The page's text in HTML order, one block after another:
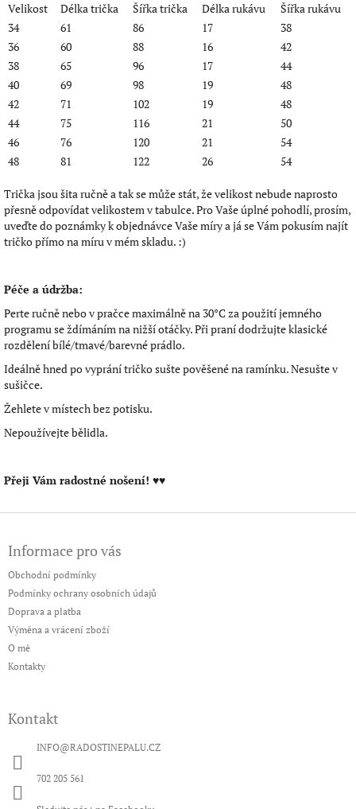
Velikost
Délka trička Šířka trička Délka rukávu
Šířka rukávu
34
61 86 17
38
36
60 88 16
42
38
65 96 17
44
40
69 98 19
48
42
71 102 19
48
44
75 116 21
50
46
76 120 21
54
48
81 122 26 54
Trička jsou šita ručně a tak se může stát, že velikost nebude naprosto
přesně odpovídat velikostem v tabulce. Pro Vaše úplné pohodlí, prosím,
uveďte do poznámky k objednávce Vaše míry a já se Vám pokusím najít
tričko přímo na míru v mém skladu. :)
Péče a údržba:
Perte ručně nebo v pračce maximálně na 30°C za použití jemného
programu se ždímáním na nižší otáčky. Při praní dodržujte klasické
rozdělení bílé/tmavé/barevné prádlo.
Ideálně hned po vyprání tričko sušte pověšené na ramínku. Nesušte v
sušičce.
Žehlete v místech bez potisku.
Nepoužívejte bělidla.
Přeji Vám radostné nošení! ♥♥
Informace pro vás
Obchodní podmínky
Podmínky ochrany osobních údajů
Doprava a platba
Výměna a vrácení zboží
O mě
Kontakty
Kontakt
INFO@RADOSTINEPALU.CZ
702 205 561